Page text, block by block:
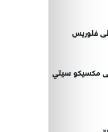
فلوريس
مكسيكو سيتي